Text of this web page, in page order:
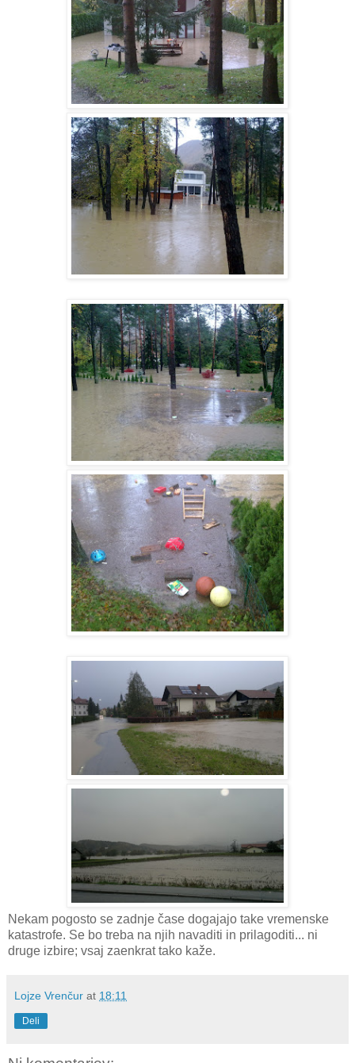
Nekam pogosto se zadnje čase dogajajo take vremenske
katastrofe. Se bo treba na njih navaditi in prilagoditi... ni
druge izbire; vsaj zaenkrat tako kaže.
Lojze Vrenčur at 18:11
Deli